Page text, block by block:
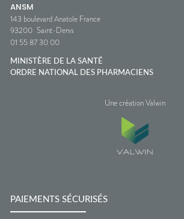
ANSM
143 boulevard Anatole France
93200 Saint-Denis
01 55 87 30 00
MINISTÈRE DE LA SANTÉ
ORDRE NATIONAL DES PHARMACIENS
Une création Valwin
PAIEMENTS SÉCURISÉS